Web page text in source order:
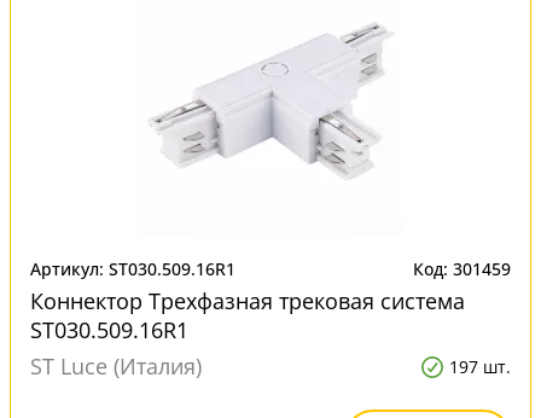
Артикул: ST030.509.16R1 Код: 301459
Коннектор Трехфазная трековая система
ST030.509.16R1
ST Luce (Италия)
197 шт.